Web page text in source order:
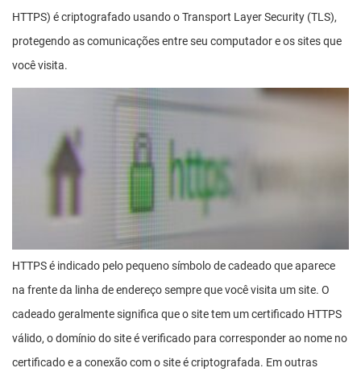
HTTPS) é criptografado usando o Transport Layer Security (TLS),
protegendo as comunicações entre seu computador e os sites que
você visita.
HTTPS é indicado pelo pequeno símbolo de cadeado que aparece
na frente da linha de endereço sempre que você visita um site. O
cadeado geralmente significa que o site tem um certificado HTTPS
válido, o domínio do site é verificado para corresponder ao nome no
certificado e a conexão com o site é criptografada. Em outras